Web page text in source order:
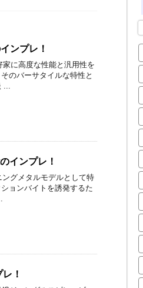
ンプレ！
家に高度な性能と汎用性を
のバーサタイルな特性と
インプレ！
グメタルモデルとして特
ョンバイトを誘発するた
！